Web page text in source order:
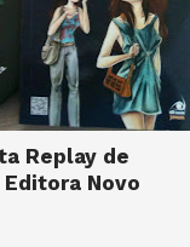
Replay de
Novo